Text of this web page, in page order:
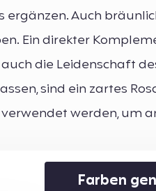
Auch
Ein direkter
die Leidenschaft
sind ein zartes
werden, um
Farben